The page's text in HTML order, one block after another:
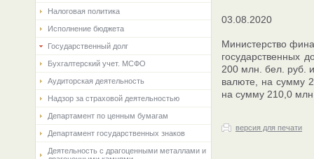
Налоговая политика
Исполнение бюджета
Государственный долг
Бухгалтерский учет. МСФО
Аудиторская деятельность
Надзор за страховой деятельностью
Департамент по ценным бумагам
Департамент государственных знаков
Деятельность с драгоценными металлами и
03.08.2020
Министерство
государственных
200 млн. бел. руб.
валюте, на сумму
на сумму 210,0
версия для печати